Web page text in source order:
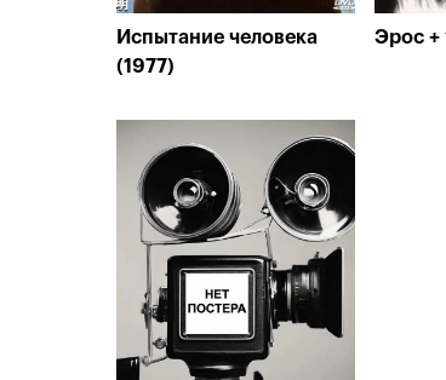
Испытание человека
(1977)
Эрос +